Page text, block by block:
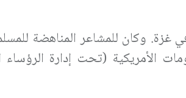
غزة. وكان للمشاعر المناهضة
الأمريكية (تحت إدارة الرؤساء